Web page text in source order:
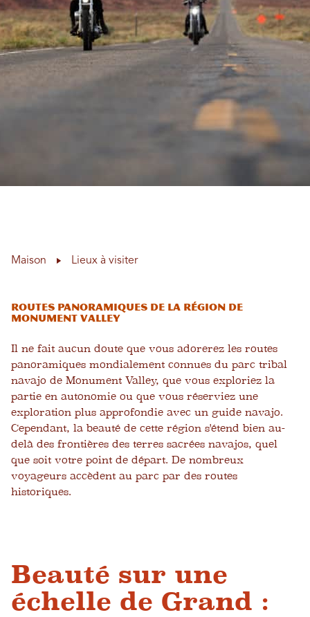
Maison Lieux à visiter
Routes panoramiques de la région de
Monument Valley
Il ne fait aucun doute que vous adorerez les routes
panoramiques mondialement connues du parc tribal
navajo de Monument Valley, que vous exploriez la
partie en autonomie ou que vous réserviez une
exploration plus approfondie avec un guide navajo.
Cependant, la beauté de cette région s'étend bien au-
delà des frontières des terres sacrées navajos, quel
que soit votre point de départ. De nombreux
voyageurs accèdent au parc par des routes
historiques.
Beauté sur une
échelle de Grand :